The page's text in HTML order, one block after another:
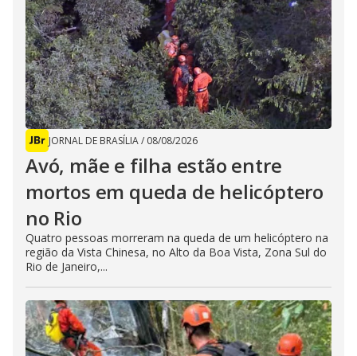
JORNAL DE BRASÍLIA/ 08/08/2026
Avó, mãe e filha estão entre
mortos em queda de helicóptero
no Rio
Quatro pessoas morreram na queda de um helicóptero na
região da Vista Chinesa, no Alto da Boa Vista, Zona Sul do
Rio de Janeiro,...